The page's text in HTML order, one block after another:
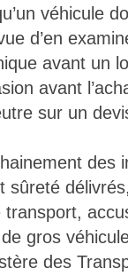
véhicule
d’en
avant un
avant
sur un
des
sûreté
transport,
gros
des